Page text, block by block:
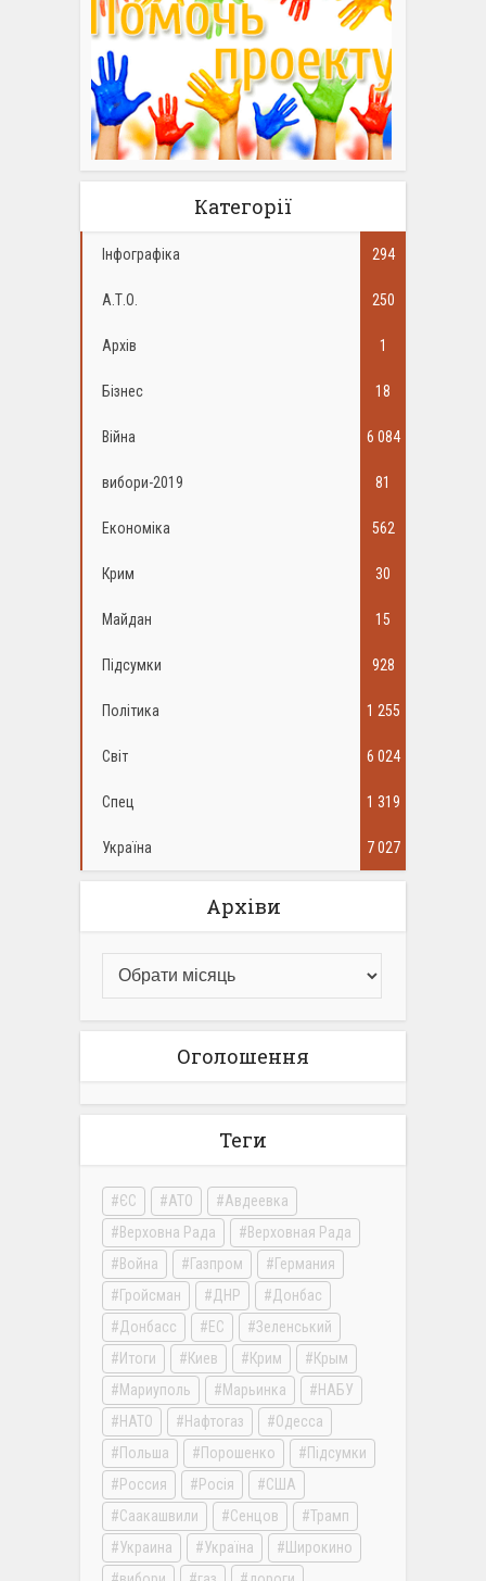
Категорії
Інфографіка 294
А.Т.О. 250
Архів 1
Бізнес 18
Війна 6 084
вибори-2019 81
Економіка 562
Крим 30
Майдан 15
Підсумки 928
Політика 1 255
Світ 6 024
Спец 1 319
Україна 7 027
Архіви
Оголошення
Теги
ЄС АТО
Авдеевка
Верховна Рада
Верховная Рада
Война
Газпром
Германия
Гройсман
ДНР
Донбас
Донбасс
ЕС
Зеленський
Итоги
Киев Крим
Крым
Мариуполь
Марьинка
НАБУ
НАТО
Нафтогаз
Одесса
Польша
Порошенко
Підсумки
Россия
Росія
США
Саакашвили
Сенцов
Трамп
Украина
Україна
Широкино